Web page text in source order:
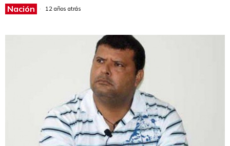
Nación 12 años atrás